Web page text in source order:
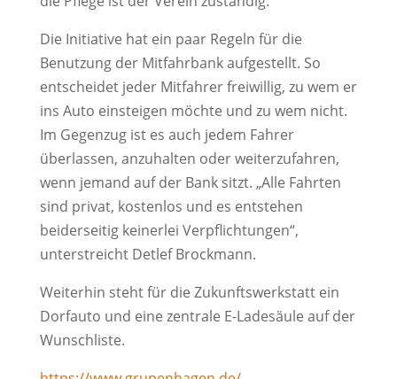
Die Initiative hat ein paar Regeln für die
Benutzung der Mitfahrbank aufgestellt. So
entscheidet jeder Mitfahrer freiwillig, zu wem er
ins Auto einsteigen möchte und zu wem nicht.
Im Gegenzug ist es auch jedem Fahrer
überlassen, anzuhalten oder weiterzufahren,
wenn jemand auf der Bank sitzt. „Alle Fahrten
sind privat, kostenlos und es entstehen
beiderseitig keinerlei Verpflichtungen“,
unterstreicht Detlef Brockmann.
Weiterhin steht für die Zukunftswerkstatt ein
Dorfauto und eine zentrale E-Ladesäule auf der
Wunschliste.